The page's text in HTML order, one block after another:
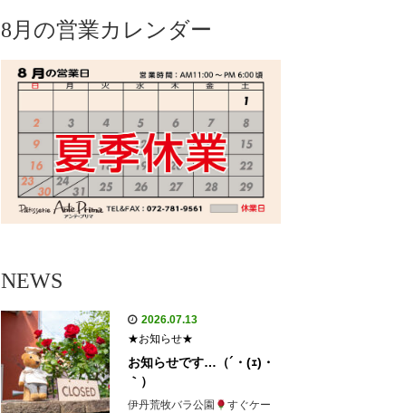
8月の営業カレンダー
NEWS
2026.07.13
★お知らせ★
お知らせです…（´・(ｪ)・
｀）
伊丹荒牧バラ公園
すぐケー